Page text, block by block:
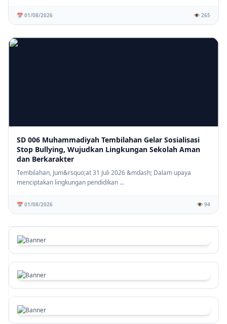
📅 01/08/2026 👁️ 265
SD 006 Muhammadiyah Tembilahan Gelar Sosialisasi
Stop Bullying, Wujudkan Lingkungan Sekolah Aman
dan Berkarakter
Tembilahan, Jum&rsquo;at 31 Juli 2026 &mdash; Dalam upaya
menciptakan lingkungan pendidikan ...
📅 01/08/2026 👁️ 94